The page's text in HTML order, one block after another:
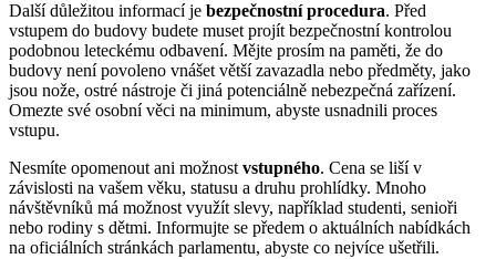
Další důležitou informací je bezpečnostní procedura. Před
vstupem do budovy budete muset projít bezpečnostní kontrolou
podobnou leteckému odbavení. Mějte prosím na paměti, že do
budovy není povoleno vnášet větší zavazadla nebo předměty, jako
jsou nože, ostré nástroje či jiná potenciálně nebezpečná zařízení.
Omezte své osobní věci na minimum, abyste usnadnili proces
vstupu.
Nesmíte opomenout ani možnost vstupného. Cena se liší v
závislosti na vašem věku, statusu a druhu prohlídky. Mnoho
návštěvníků má možnost využít slevy, například studenti, senioři
nebo rodiny s dětmi. Informujte se předem o aktuálních nabídkách
na oficiálních stránkách parlamentu, abyste co nejvíce ušetřili.